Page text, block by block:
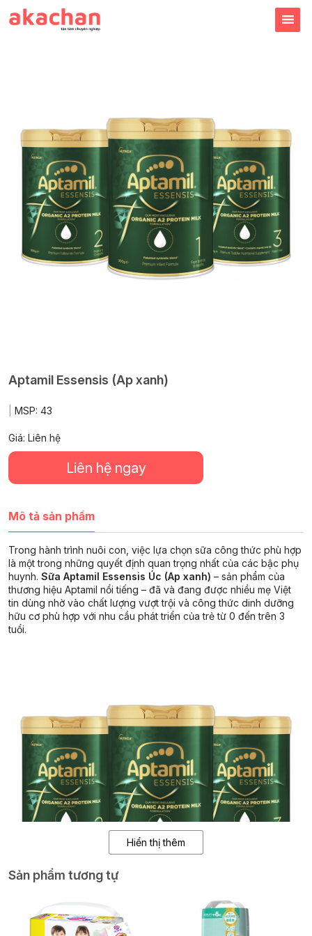
Aptamil Essensis (Ap xanh)
MSP: 43
Giá: Liên hệ
Liên hệ ngay
Mô tả sản phẩm
Trong hành trình nuôi con, việc lựa chọn sữa công thức phù hợp
là một trong những quyết định quan trọng nhất của các bậc phụ
huynh. Sữa Aptamil Essensis Úc (Ap xanh) – sản phẩm của
thương hiệu Aptamil nổi tiếng – đã và đang được nhiều mẹ Việt
tin dùng nhờ vào chất lượng vượt trội và công thức dinh dưỡng
hữu cơ phù hợp với nhu cầu phát triển của trẻ từ 0 đến trên 3
tuổi.
Hiển thị thêm
Sản phẩm tương tự